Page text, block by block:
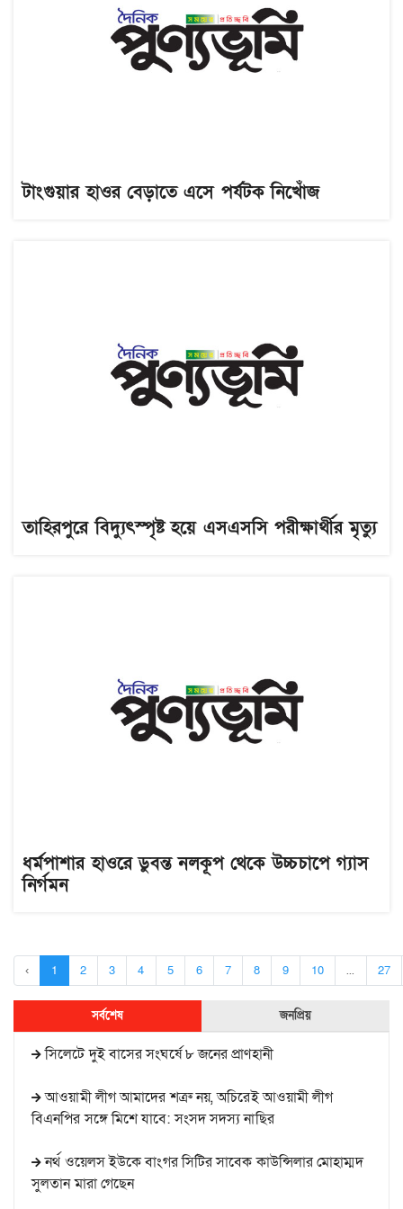
টাংগুয়ার হাওর বেড়াতে এসে পর্যটক নিখোঁজ
তাহিরপুরে বিদ্যুৎস্পৃষ্ট হয়ে এসএসসি পরীক্ষার্থীর মৃত্যু
ধর্মপাশার হাওরে ডুবন্ত নলকূপ থেকে উচ্চচাপে গ্যাস
নির্গমন
‹ 1 2 3 4 5 6 7 8 9 10 ... 27
সর্বশেষ জনপ্রিয়
সিলেটে দুই বাসের সংঘর্ষে ৮ জনের প্রাণহানী
আওয়ামী লীগ আমাদের শত্রু নয়, অচিরেই আওয়ামী লীগ
বিএনপির সঙ্গে মিশে যাবে: সংসদ সদস্য নাছির
নর্থ ওয়েলস ইউকে বাংগর সিটির সাবেক কাউন্সিলার মোহাম্মদ
সুলতান মারা গেছেন